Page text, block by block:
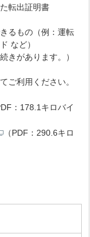
出証明書
もの（例：運転
ド など）
あります。）
利用ください。
：178.1キロバイ
（PDF：290.6キロ